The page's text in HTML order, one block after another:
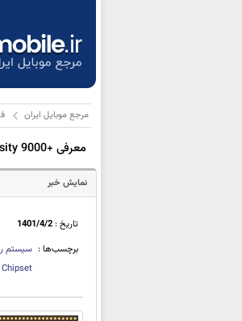
مرجع موبایل ایران
معرفی +Dimensity 9000 - همان Dimensity 9000 با 5 درصد بهبود کارایی CPU و ارتقاء 10 درصدی گرافیک
نمایش خبر
تاریخ :1401/4/2
برچسب‌ها : سیستم
Chipset